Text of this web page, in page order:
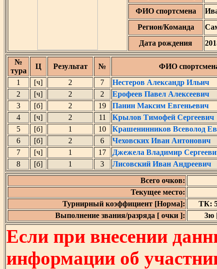
ФИО спортсмена
Регион/Команда
Дата рождения
№
тура
Ц Результат №
ФИО
1
[ч] 2 7
Нестеров Александр Ильич
2
[ч] 2 2
Ерофеев Павел Алексеевич
3
[б] 2 19
Панин Максим Евгеньевич
4
[ч] 2 11
Крылов Тимофей Сергеевич
5
[б] 1 10
Крашенинников Всеволод
6
[б] 2 6
Чеховских Иван Антонович
7
[ч] 1 17
Джежела Владимир
8
[б] 1 3
Лисовский Иван Андреевич
Всего очков:
Текущее место:
Турнирный коэффициент [Норма]:
ТК:
Выполнение звания/разряда [ очки ]:
3ю
Если при внесении
информации об